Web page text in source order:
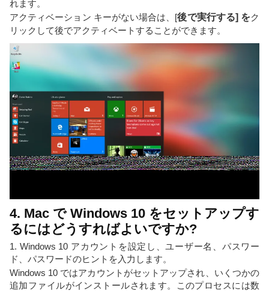
れます。
アクティベーション キーがない場合は、[後で実行する] をク
リックして後でアクティベートすることができます。
4. Mac で Windows 10 をセットアップす
るにはどうすればよいですか?
1. Windows 10 アカウントを設定し、ユーザー名、パスワー
ド、パスワードのヒントを入力します。
Windows 10 ではアカウントがセットアップされ、いくつかの
追加ファイルがインストールされます。このプロセスには数